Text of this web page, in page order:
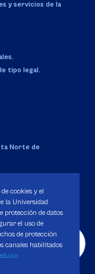
y servicios de la
tipo legal.
Norte de
de 1980.
cookies y el
la Universidad
protección de datos
el uso de
de protección
canales habilitados